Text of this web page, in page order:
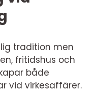
tradition men
fritidshus och
både
vid virkesaffärer.